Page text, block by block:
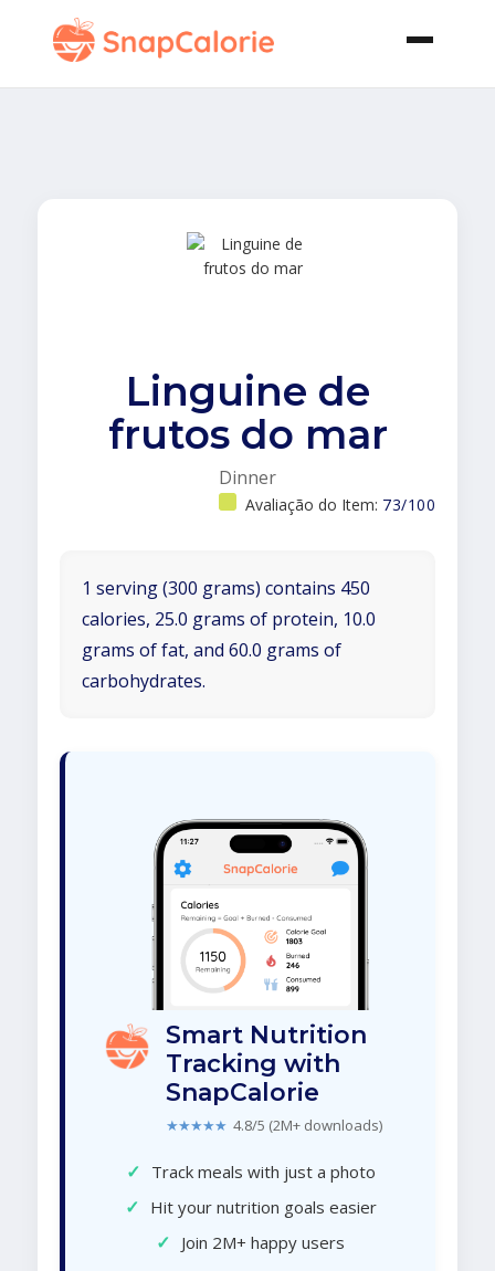
Linguine de
frutos do mar
Dinner
Avaliação do Item: 73/100
1 serving (300 grams) contains 450
calories, 25.0 grams of protein, 10.0
grams of fat, and 60.0 grams of
carbohydrates.
Smart Nutrition
Tracking with
SnapCalorie
★★★★★ 4.8/5 (2M+ downloads)
✓ Track meals with just a photo
✓ Hit your nutrition goals easier
✓ Join 2M+ happy users